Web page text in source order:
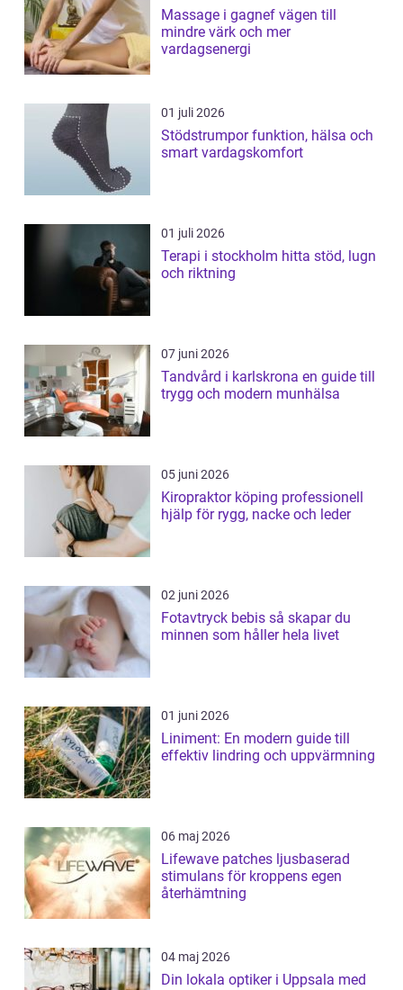
Massage i gagnef vägen till
mindre värk och mer
vardagsenergi
01 juli 2026
Stödstrumpor funktion, hälsa och
smart vardagskomfort
01 juli 2026
Terapi i stockholm hitta stöd, lugn
och riktning
07 juni 2026
Tandvård i karlskrona en guide till
trygg och modern munhälsa
05 juni 2026
Kiropraktor köping professionell
hjälp för rygg, nacke och leder
02 juni 2026
Fotavtryck bebis så skapar du
minnen som håller hela livet
01 juni 2026
Liniment: En modern guide till
effektiv lindring och uppvärmning
06 maj 2026
Lifewave patches ljusbaserad
stimulans för kroppens egen
återhämtning
04 maj 2026
Din lokala optiker i Uppsala med